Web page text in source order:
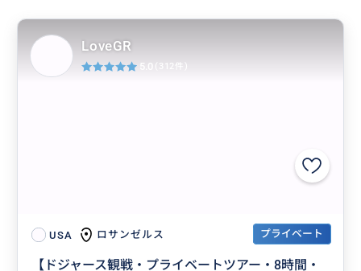
USA ロサンゼルス プライベート
【ドジャース観戦・プライベートツアー・8時間・
LoveGR
5.0 (312件)